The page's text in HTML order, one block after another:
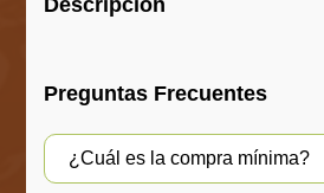
Descripción
Preguntas Frecuentes
¿Cuál es la compra mínima?